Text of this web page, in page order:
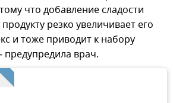
что добавление сладости
резко увеличивает его
и тоже приводит к набору
врач.